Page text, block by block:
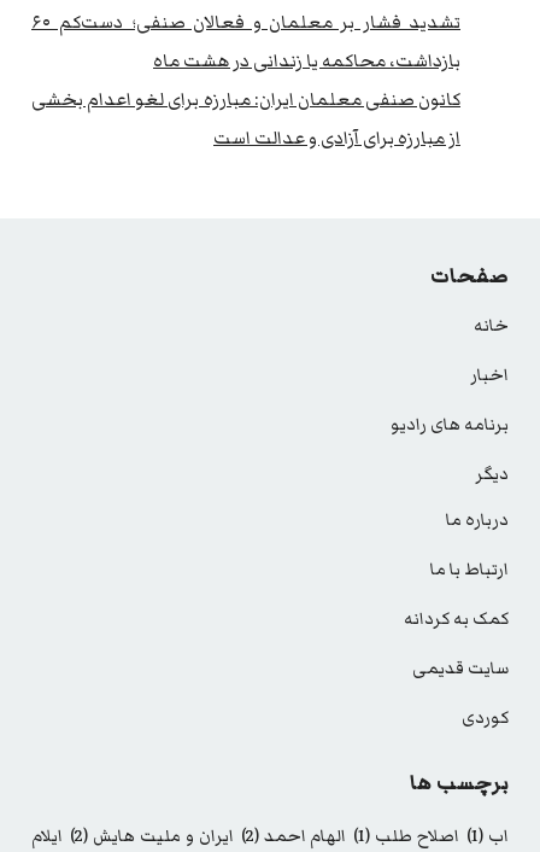
تشدید فشار بر معلمان و فعالان صنفی؛ دست‌کم ۶۰
بازداشت، محاکمه یا زندانی در هشت ماه
کانون صنفی معلمان ایران: مبارزه برای لغو اعدام بخشی
از مبارزه برای آزادی و عدالت است
صفحات
خانه
اخبار
برنامه های رادیو
دیگر
درباره ما
ارتباط با ما
کمک به کردانه
سایت قدیمی
کوردی
برچسب ها
اب (1) اصلاح طلب (1) الهام احمد(2) ایران و ملیت هایش (2)
ایلام